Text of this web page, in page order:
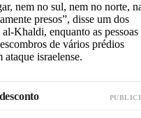
nem no sul, nem no norte,
presos”, disse um dos
Khaldi, enquanto as pessoas
de vários prédios
ataque israelense.